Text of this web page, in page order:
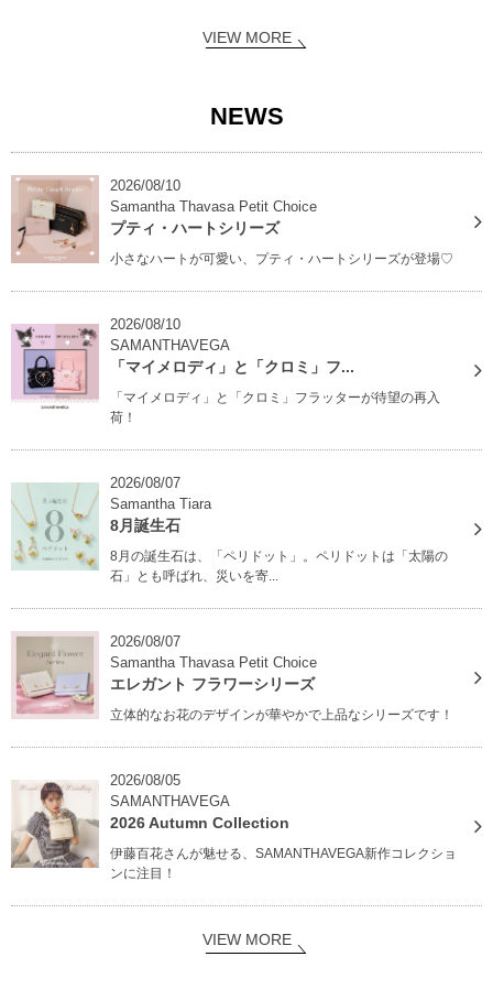
VIEW MORE
NEWS
2026/08/10
Samantha Thavasa Petit Choice
プティ・ハートシリーズ
小さなハートが可愛い、プティ・ハートシリーズが登場♡
2026/08/10
SAMANTHAVEGA
「マイメロディ」と「クロミ」フ...
「マイメロディ」と「クロミ」フラッターが待望の再入
荷！
2026/08/07
Samantha Tiara
8月誕生石
8月の誕生石は、「ペリドット」。ペリドットは「太陽の
石」とも呼ばれ、災いを寄...
2026/08/07
Samantha Thavasa Petit Choice
エレガント フラワーシリーズ
立体的なお花のデザインが華やかで上品なシリーズです！
2026/08/05
SAMANTHAVEGA
2026 Autumn Collection
伊藤百花さんが魅せる、SAMANTHAVEGA新作コレクショ
ンに注目！
VIEW MORE